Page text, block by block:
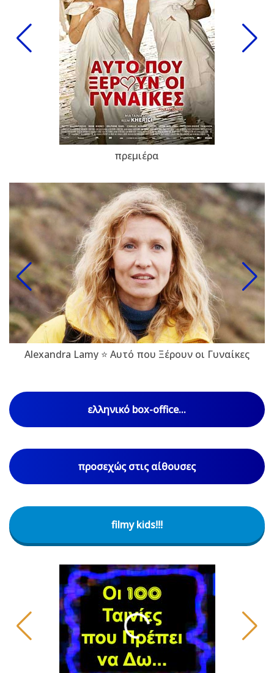
πρεμιέρα
Alexandra Lamy ⭐ Αυτό που Ξέρουν οι Γυναίκες
ελληνικό box-office...
προσεχώς στις αίθουσες
filmy kids!!!